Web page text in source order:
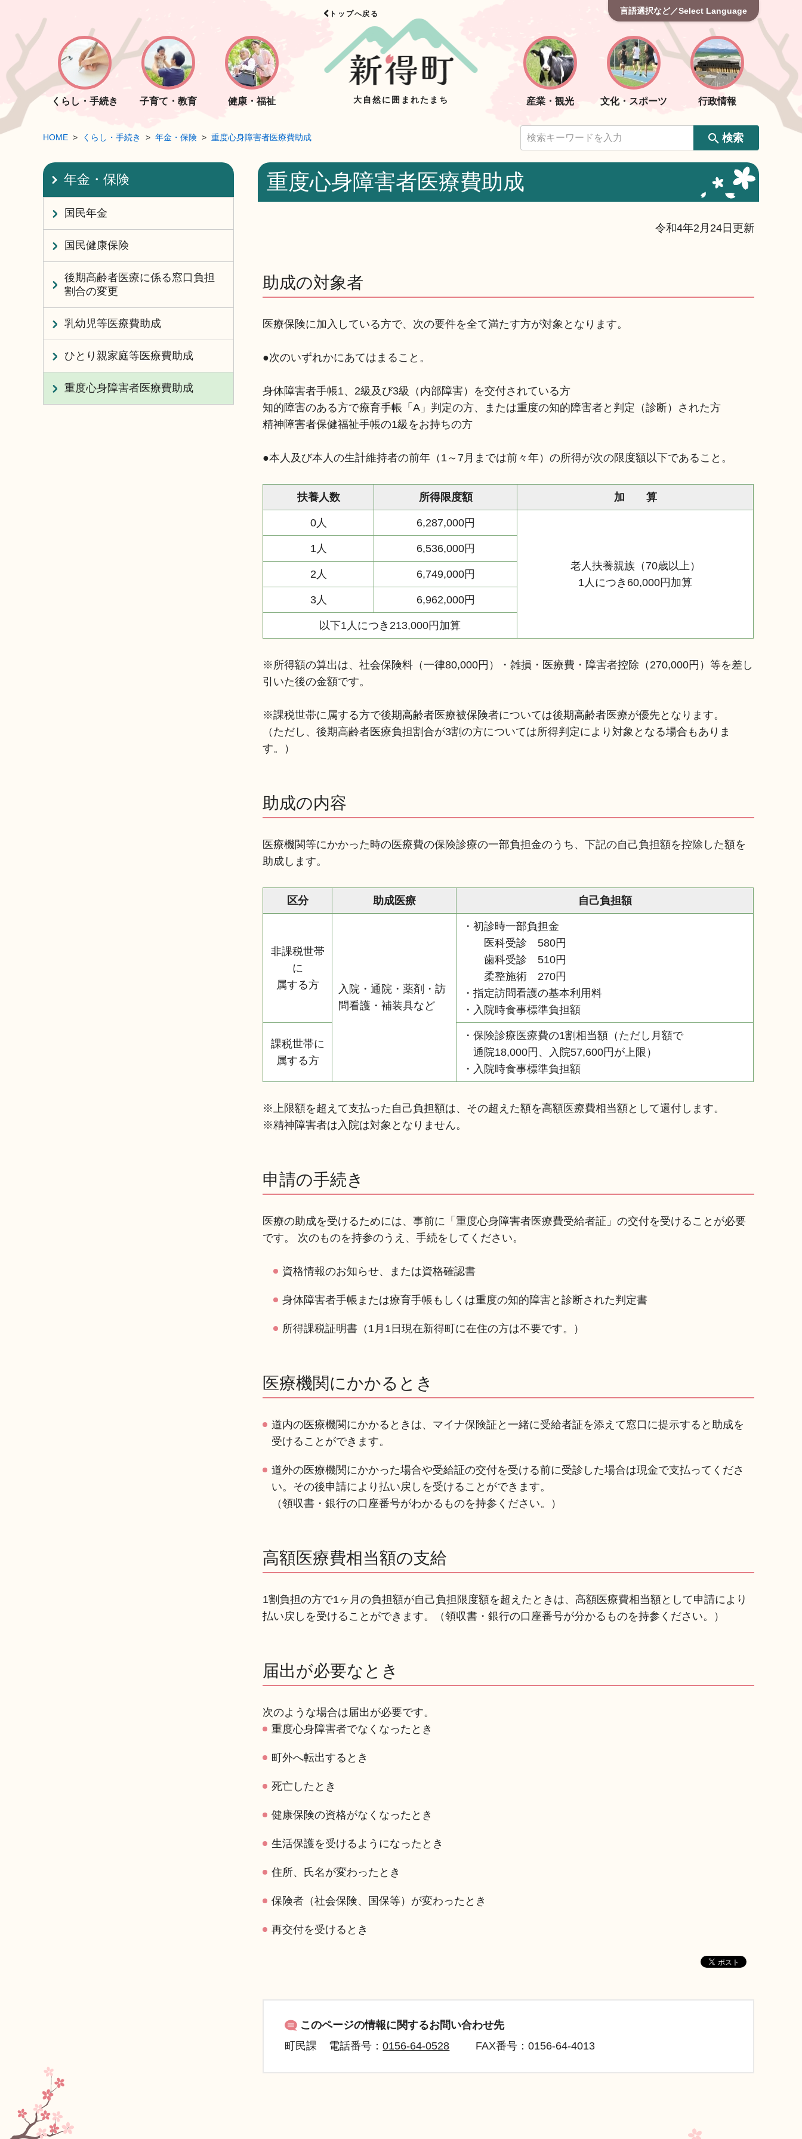
トップへ戻る
大自然に囲まれたまち
言語選択など／Select Language
くらし・手続き 子育て・教育 健康・福祉 産業・観光 文化・スポーツ 行政情報
HOME くらし・手続き 年金・保険 重度心身障害者医療費助成 検索
重度心身障害者医療費助成
令和4年2月24日更新
助成の対象者
医療保険に加入している方で、次の要件を全て満たす方が対象となります。
●次のいずれかにあてはまること。
身体障害者手帳1、2級及び3級（内部障害）を交付されている方
知的障害のある方で療育手帳「A」判定の方、または重度の知的障害者と判定（診断）された方
精神障害者保健福祉手帳の1級をお持ちの方
●本人及び本人の生計維持者の前年（1～7月までは前々年）の所得が次の限度額以下であること。
扶養人数 所得限度額 加 算
0人 6,287,000円
老人扶養親族（70歳以上）
1人につき60,000円加算
1人 6,536,000円
2人 6,749,000円
3人 6,962,000円
以下1人につき213,000円加算
※所得額の算出は、社会保険料（一律80,000円）・雑損・医療費・障害者控除（270,000円）等を差し
引いた後の金額です。
※課税世帯に属する方で後期高齢者医療被保険者については後期高齢者医療が優先となります。
（ただし、後期高齢者医療負担割合が3割の方については所得判定により対象となる場合もありま
す。）
助成の内容
医療機関等にかかった時の医療費の保険診療の一部負担金のうち、下記の自己負担額を控除した額を
助成します。
区分 助成医療 自己負担額
非課税世帯
に
属する方
入院・通院・薬剤・訪
問看護・補装具など
・初診時一部負担金
医科受診 580円
歯科受診 510円
柔整施術 270円
・指定訪問看護の基本利用料
・入院時食事標準負担額
課税世帯に
属する方
・保険診療医療費の1割相当額（ただし月額で
通院18,000円、入院57,600円が上限）
・入院時食事標準負担額
※上限額を超えて支払った自己負担額は、その超えた額を高額医療費相当額として還付します。
※精神障害者は入院は対象となりません。
申請の手続き
医療の助成を受けるためには、事前に「重度心身障害者医療費受給者証」の交付を受けることが必要
です。 次のものを持参のうえ、手続をしてください。
資格情報のお知らせ、または資格確認書
身体障害者手帳または療育手帳もしくは重度の知的障害と診断された判定書
所得課税証明書（1月1日現在新得町に在住の方は不要です。）
医療機関にかかるとき
道内の医療機関にかかるときは、マイナ保険証と一緒に受給者証を添えて窓口に提示すると助成を
受けることができます。
道外の医療機関にかかった場合や受給証の交付を受ける前に受診した場合は現金で支払ってくださ
い。その後申請により払い戻しを受けることができます。
（領収書・銀行の口座番号がわかるものを持参ください。）
高額医療費相当額の支給
1割負担の方で1ヶ月の負担額が自己負担限度額を超えたときは、高額医療費相当額として申請により
払い戻しを受けることができます。（領収書・銀行の口座番号が分かるものを持参ください。）
届出が必要なとき
次のような場合は届出が必要です。
重度心身障害者でなくなったとき
町外へ転出するとき
死亡したとき
健康保険の資格がなくなったとき
生活保護を受けるようになったとき
住所、氏名が変わったとき
保険者（社会保険、国保等）が変わったとき
再交付を受けるとき
このページの情報に関するお問い合わせ先
町民課
電話番号：0156-64-0528 FAX番号：0156-64-4013
年金・保険
国民年金
国民健康保険
後期高齢者医療に係る窓口負担
割合の変更
乳幼児等医療費助成
ひとり親家庭等医療費助成
重度心身障害者医療費助成